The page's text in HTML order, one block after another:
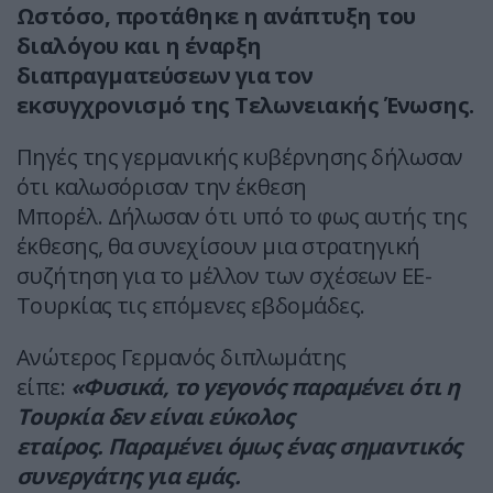
Ωστόσο, προτάθηκε η ανάπτυξη του
διαλόγου και η έναρξη
διαπραγματεύσεων για τον
εκσυγχρονισμό της Τελωνειακής Ένωσης.
Πηγές της γερμανικής κυβέρνησης δήλωσαν
ότι καλωσόρισαν την έκθεση
Μπορέλ. Δήλωσαν ότι υπό το φως αυτής της
έκθεσης, θα συνεχίσουν μια στρατηγική
συζήτηση για το μέλλον των σχέσεων ΕΕ-
Τουρκίας τις επόμενες εβδομάδες.
Ανώτερος Γερμανός διπλωμάτης
είπε: «Φυσικά, το γεγονός παραμένει ότι η
Τουρκία δεν είναι εύκολος
εταίρος. Παραμένει όμως ένας σημαντικός
συνεργάτης για εμάς.